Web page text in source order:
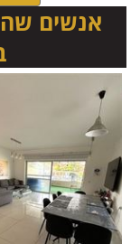
אנשים